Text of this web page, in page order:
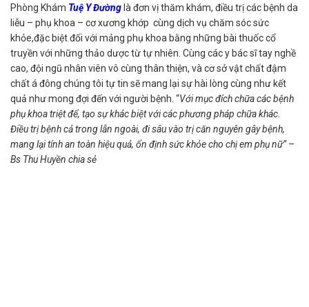
Phòng Khám Tuệ Y Đường là đơn vị thăm khám, điều trị các bệnh da
liễu – phụ khoa – cơ xương khớp cùng dịch vụ chăm sóc sức
khỏe,đặc biệt đối với mảng phụ khoa bằng những bài thuốc cổ
truyền với những thảo dược từ tự nhiên. Cùng các y bác sĩ tay nghề
cao, đội ngũ nhân viên vô cùng thân thiện, và cơ sở vật chất đậm
chất á đông chúng tôi tự tin sẽ mang lại sự hài lòng cùng như kết
quả như mong đợi đến với người bệnh. “Với mục đích chữa các bệnh
phụ khoa triệt để, tạo sự khác biệt với các phương pháp chữa khác.
Điều trị bệnh cả trong lẫn ngoài, đi sâu vào trị căn nguyên gây bệnh,
mang lại tính an toàn hiệu quả, ổn định sức khỏe cho chị em phụ nữ” –
Bs Thu Huyền chia sẻ